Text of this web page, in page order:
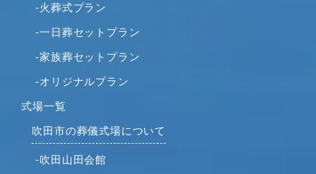
2022年6月
2022年5月
2022年2月
2022年1月
2021年12月
2021年11月
2021年10月
2021年9月
-火葬式プラン
-一日葬セットプラン
-家族葬セットプラン
-オリジナルプラン
式場一覧
吹田市の葬儀式場について
-吹田山田会館